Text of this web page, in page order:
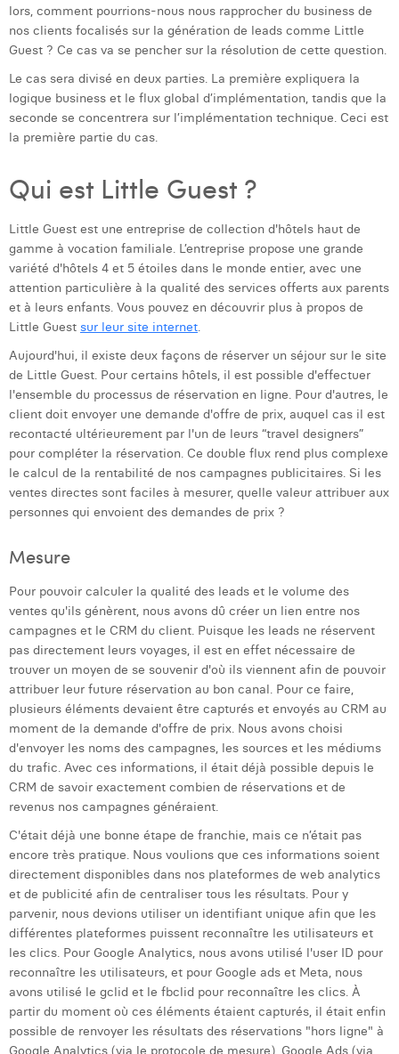
Lisa Protin
Lore Fierens
Lotte Vranckx
Louis Nassogne
Manon Houppertz
Margaux Marien
Margaux Snakkers
Mathias Segers
Ninon Chevalier
Olivia Lohest
Pieter Maesmans
Sebastiaan Reeskamp
Sven Bosschem
Thomas Kurevic
Thomas Riis
Victor Hayot
William Rezette
Yaël Vanhoe
lors, comment pourrions-nous nous rapprocher du business de
nos clients focalisés sur la génération de leads comme Little
Guest ? Ce cas va se pencher sur la résolution de cette question.
Le cas sera divisé en deux parties. La première expliquera la
logique business et le flux global d’implémentation, tandis que la
seconde se concentrera sur l’implémentation technique. Ceci est
la première partie du cas.
Qui est Little Guest ?
Little Guest est une entreprise de collection d'hôtels haut de
gamme à vocation familiale. L’entreprise propose une grande
variété d'hôtels 4 et 5 étoiles dans le monde entier, avec une
attention particulière à la qualité des services offerts aux parents
et à leurs enfants. Vous pouvez en découvrir plus à propos de
Little Guest sur leur site internet.
Aujourd'hui, il existe deux façons de réserver un séjour sur le site
de Little Guest. Pour certains hôtels, il est possible d'effectuer
l'ensemble du processus de réservation en ligne. Pour d'autres, le
client doit envoyer une demande d'offre de prix, auquel cas il est
recontacté ultérieurement par l'un de leurs “travel designers”
pour compléter la réservation. Ce double flux rend plus complexe
le calcul de la rentabilité de nos campagnes publicitaires. Si les
ventes directes sont faciles à mesurer, quelle valeur attribuer aux
personnes qui envoient des demandes de prix ?
Mesure
Pour pouvoir calculer la qualité des leads et le volume des
ventes qu'ils génèrent, nous avons dû créer un lien entre nos
campagnes et le CRM du client. Puisque les leads ne réservent
pas directement leurs voyages, il est en effet nécessaire de
trouver un moyen de se souvenir d'où ils viennent afin de pouvoir
attribuer leur future réservation au bon canal. Pour ce faire,
plusieurs éléments devaient être capturés et envoyés au CRM au
moment de la demande d'offre de prix. Nous avons choisi
d'envoyer les noms des campagnes, les sources et les médiums
du trafic. Avec ces informations, il était déjà possible depuis le
CRM de savoir exactement combien de réservations et de
revenus nos campagnes généraient.
C'était déjà une bonne étape de franchie, mais ce n’était pas
encore très pratique. Nous voulions que ces informations soient
directement disponibles dans nos plateformes de web analytics
et de publicité afin de centraliser tous les résultats. Pour y
parvenir, nous devions utiliser un identifiant unique afin que les
différentes plateformes puissent reconnaître les utilisateurs et
les clics. Pour Google Analytics, nous avons utilisé l'user ID pour
reconnaître les utilisateurs, et pour Google ads et Meta, nous
avons utilisé le gclid et le fbclid pour reconnaître les clics. À
partir du moment où ces éléments étaient capturés, il était enfin
possible de renvoyer les résultats des réservations "hors ligne" à
Google Analytics (via le protocole de mesure), Google Ads (via